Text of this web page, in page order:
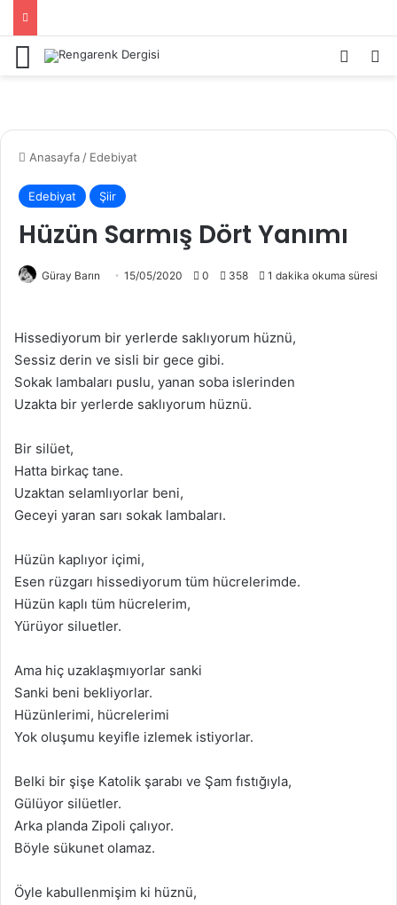
Menü Kayıt
Anasayfa / Edebiyat
Edebiyat Şiir
Hüzün Sarmış Dört Yanımı
Güray Barın 15/05/2020 0 358 1 dakika okuma süresi
Hissediyorum bir yerlerde saklıyorum hüznü,
Sessiz derin ve sisli bir gece gibi.
Sokak lambaları puslu, yanan soba islerinden
Uzakta bir yerlerde saklıyorum hüznü.
Bir silüet,
Hatta birkaç tane.
Uzaktan selamlıyorlar beni,
Geceyi yaran sarı sokak lambaları.
Hüzün kaplıyor içimi,
Esen rüzgarı hissediyorum tüm hücrelerimde.
Hüzün kaplı tüm hücrelerim,
Yürüyor siluetler.
Ama hiç uzaklaşmıyorlar sanki
Sanki beni bekliyorlar.
Hüzünlerimi, hücrelerimi
Yok oluşumu keyifle izlemek istiyorlar.
Belki bir şişe Katolik şarabı ve Şam fıstığıyla,
Gülüyor silüetler.
Arka planda Zipoli çalıyor.
Böyle sükunet olamaz.
Öyle kabullenmişim ki hüznü,